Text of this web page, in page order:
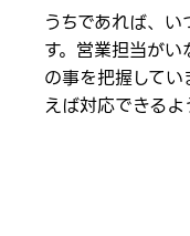
うちであれば、
す。営業担当が
の事を把握して
えば対応できるよ